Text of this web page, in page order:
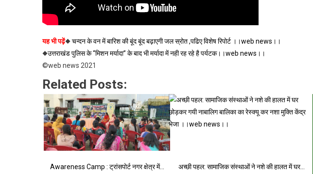
यह भी पढ़ें◆चन्दन के वन में बारिश की बूंद बूंद बढ़ाएगी जल स्रोत ,पढिए विशेष रिपोर्ट ।।web news।।
◆उत्तराखंड पुलिस के “मिशन मर्यादा” के बाद भी मर्यादा में नही रह रहे है पर्यटक।।web news।।
©web news 2021
Related Posts:
Awareness Camp : ट्रांसपोर्ट नगर क्षेत्र में… अच्छी पहल: सामाजिक संस्थाओं ने नशे की हालत में घर…